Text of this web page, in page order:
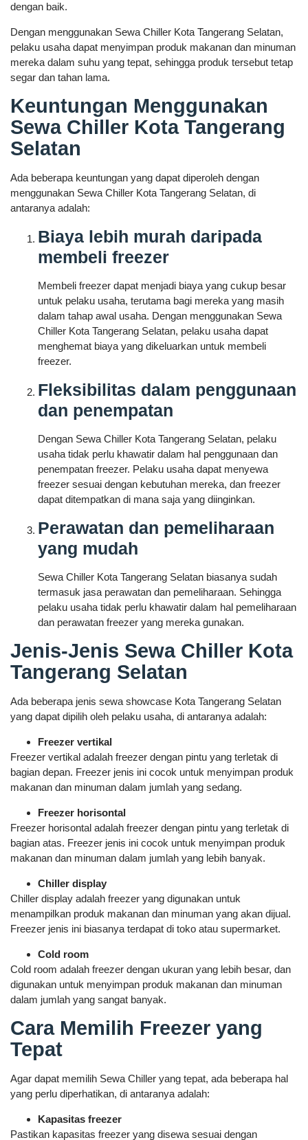
dengan baik.
Dengan menggunakan Sewa Chiller Kota Tangerang Selatan,
pelaku usaha dapat menyimpan produk makanan dan minuman
mereka dalam suhu yang tepat, sehingga produk tersebut tetap
segar dan tahan lama.
Keuntungan Menggunakan
Sewa Chiller Kota Tangerang
Selatan
Ada beberapa keuntungan yang dapat diperoleh dengan
menggunakan Sewa Chiller Kota Tangerang Selatan, di
antaranya adalah:
Biaya lebih murah daripada
membeli freezer
Membeli freezer dapat menjadi biaya yang cukup besar
untuk pelaku usaha, terutama bagi mereka yang masih
dalam tahap awal usaha. Dengan menggunakan Sewa
Chiller Kota Tangerang Selatan, pelaku usaha dapat
menghemat biaya yang dikeluarkan untuk membeli
freezer.
Fleksibilitas dalam penggunaan
dan penempatan
Dengan Sewa Chiller Kota Tangerang Selatan, pelaku
usaha tidak perlu khawatir dalam hal penggunaan dan
penempatan freezer. Pelaku usaha dapat menyewa
freezer sesuai dengan kebutuhan mereka, dan freezer
dapat ditempatkan di mana saja yang diinginkan.
Perawatan dan pemeliharaan
yang mudah
Sewa Chiller Kota Tangerang Selatan biasanya sudah
termasuk jasa perawatan dan pemeliharaan. Sehingga
pelaku usaha tidak perlu khawatir dalam hal pemeliharaan
dan perawatan freezer yang mereka gunakan.
Jenis-Jenis Sewa Chiller Kota
Tangerang Selatan
Ada beberapa jenis sewa showcase Kota Tangerang Selatan
yang dapat dipilih oleh pelaku usaha, di antaranya adalah:
Freezer vertikal
Freezer vertikal adalah freezer dengan pintu yang terletak di
bagian depan. Freezer jenis ini cocok untuk menyimpan produk
makanan dan minuman dalam jumlah yang sedang.
Freezer horisontal
Freezer horisontal adalah freezer dengan pintu yang terletak di
bagian atas. Freezer jenis ini cocok untuk menyimpan produk
makanan dan minuman dalam jumlah yang lebih banyak.
Chiller display
Chiller display adalah freezer yang digunakan untuk
menampilkan produk makanan dan minuman yang akan dijual.
Freezer jenis ini biasanya terdapat di toko atau supermarket.
Cold room
Cold room adalah freezer dengan ukuran yang lebih besar, dan
digunakan untuk menyimpan produk makanan dan minuman
dalam jumlah yang sangat banyak.
Cara Memilih Freezer yang
Tepat
Agar dapat memilih Sewa Chiller yang tepat, ada beberapa hal
yang perlu diperhatikan, di antaranya adalah:
Kapasitas freezer
Pastikan kapasitas freezer yang disewa sesuai dengan